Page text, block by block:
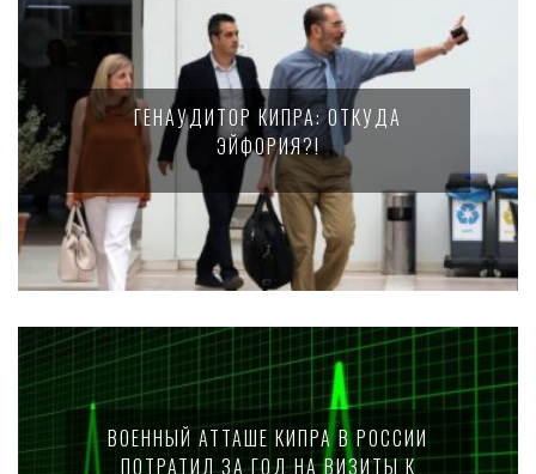
ГЕНАУДИТОР КИПРА: ОТКУДА
ЭЙФОРИЯ?!
ВОЕННЫЙ АТТАШЕ КИПРА В РОССИИ
ПОТРАТИЛ ЗА ГОД НА ВИЗИТЫ К